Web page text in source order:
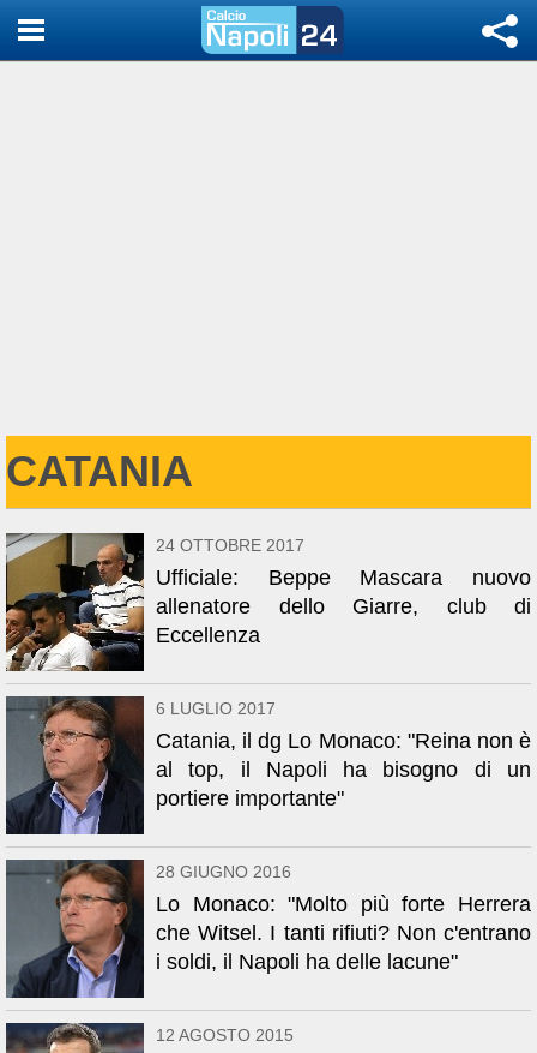
CATANIA
24 OTTOBRE 2017
Ufficiale: Beppe Mascara nuovo
allenatore dello Giarre, club di
Eccellenza
6 LUGLIO 2017
Catania, il dg Lo Monaco: "Reina non è
al top, il Napoli ha bisogno di un
portiere importante"
28 GIUGNO 2016
Lo Monaco: "Molto più forte Herrera
che Witsel. I tanti rifiuti? Non c'entrano
i soldi, il Napoli ha delle lacune"
12 AGOSTO 2015